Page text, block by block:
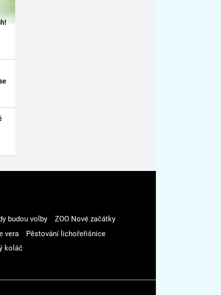
budou volby
ZOO Nové začátky
vera
Pěstování lichořeřišnice
koláč